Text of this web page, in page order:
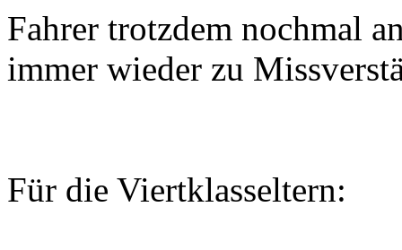
Fahrer trotzdem nochmal
immer wieder zu
Für die Viertklasseltern: